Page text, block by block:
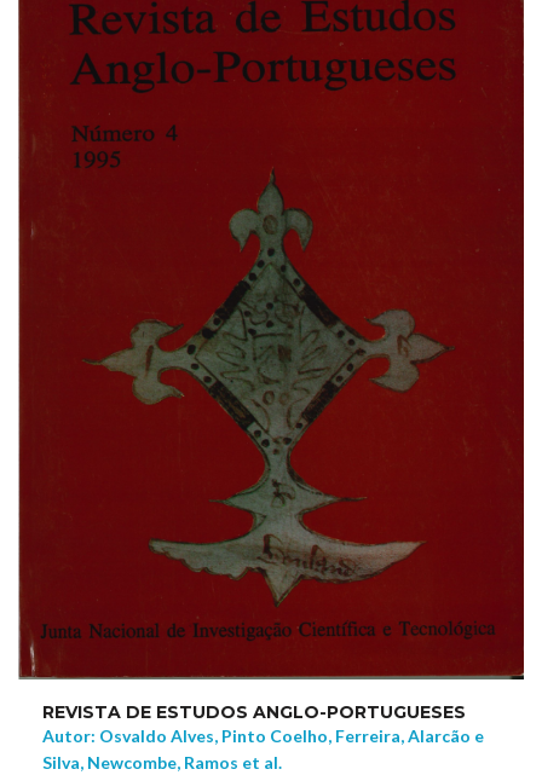
REVISTA DE ESTUDOS ANGLO-PORTUGUESES
Autor: Osvaldo Alves, Pinto Coelho, Ferreira, Alarcão e
Silva, Newcombe, Ramos et al.